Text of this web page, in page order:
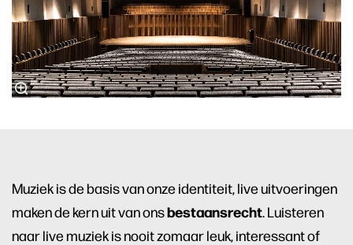
Muziek is de basis van onze identiteit, live uitvoeringen
maken de kern uit van onsbestaansrecht . Luisteren
naar live muziek is nooit zomaar leuk, interessant of